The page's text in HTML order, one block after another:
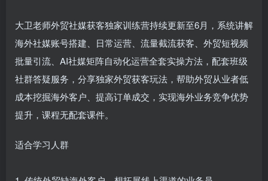
大卫老师外贸社媒获客独家训练营持续更新至6月，系统讲解
海外社媒账号搭建、日常运营、流量截流获客、外贸短视频
批量引流、AI社媒矩阵自动化运营全套实操方法，配套班级
社群答疑服务，分享独家外贸获客玩法，帮助外贸从业者低
成本挖掘海外客户、提高订单成交，实现海外业务竞争优势
提升，课程无配套课件。
适合学习人群